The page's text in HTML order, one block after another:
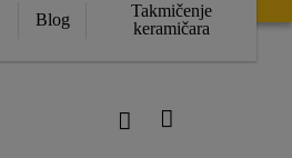
Blog
Takmičenje
keramičara